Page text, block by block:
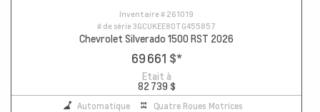
Inventaire # 261019
# de série3GCUKEE80TG455857
Chevrolet Silverado 1500 RST 2026
69 661 $*
Etait à
82 739 $
Automatique Quatre Roues Motrices